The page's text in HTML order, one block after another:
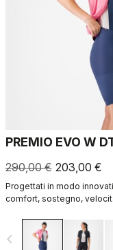
PREMIO EVO W
290,00 € 203,00 €
Progettati in modo
comfort, sostegno,
navigate_before